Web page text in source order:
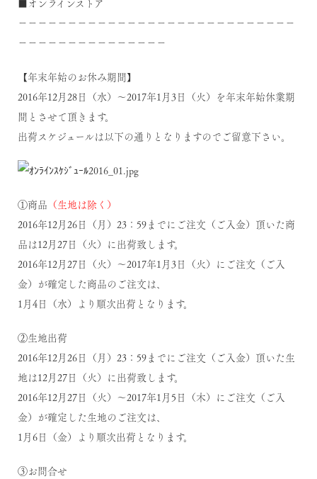
－－－－－－－－－－－－－－－－－－－－－－－－－－－－
－－－－－－－－－－－－－－－
【年末年始のお休み期間】
2016年12月28日（水）～2017年1月3日（火）を年末年始休業期
間とさせて頂きます。
出荷スケジュールは以下の通りとなりますのでご留意下さい。
①商品 （生地は除く）
2016年12月26日（月）23：59までにご注文（ご入金）頂いた商
品は12月27日（火）に出荷致します。
2016年12月27日（火）～2017年1月3日（火）にご注文（ご入
金）が確定した商品のご注文は、
1月4日（水）より順次出荷となります。
②生地出荷
2016年12月26日（月）23：59までにご注文（ご入金）頂いた生
地は12月27日（火）に出荷致します。
2016年12月27日（火）～2017年1月5日（木）にご注文（ご入
金）が確定した生地のご注文は、
1月6日（金）より順次出荷となります。
③お問合せ